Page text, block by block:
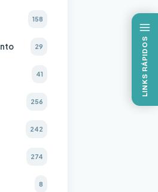
158
29
41
256
242
274
8
LINKS RÁPIDOS